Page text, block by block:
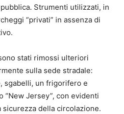
Strumenti utilizzati, in
“privati” in assenza di
stati rimossi ulteriori
sulla sede stradale:
sgabelli, un frigorifero e
“New Jersey”, con evidenti
della circolazione.